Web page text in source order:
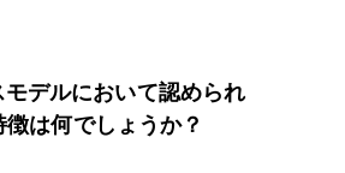
デルにおいて認められ
は何でしょうか？